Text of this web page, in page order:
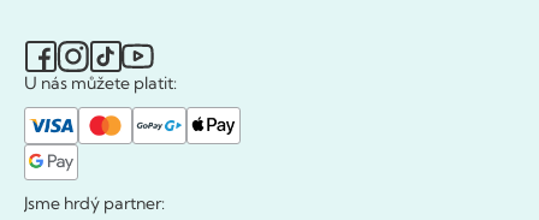
U nás můžete platit:
Jsme hrdý partner: